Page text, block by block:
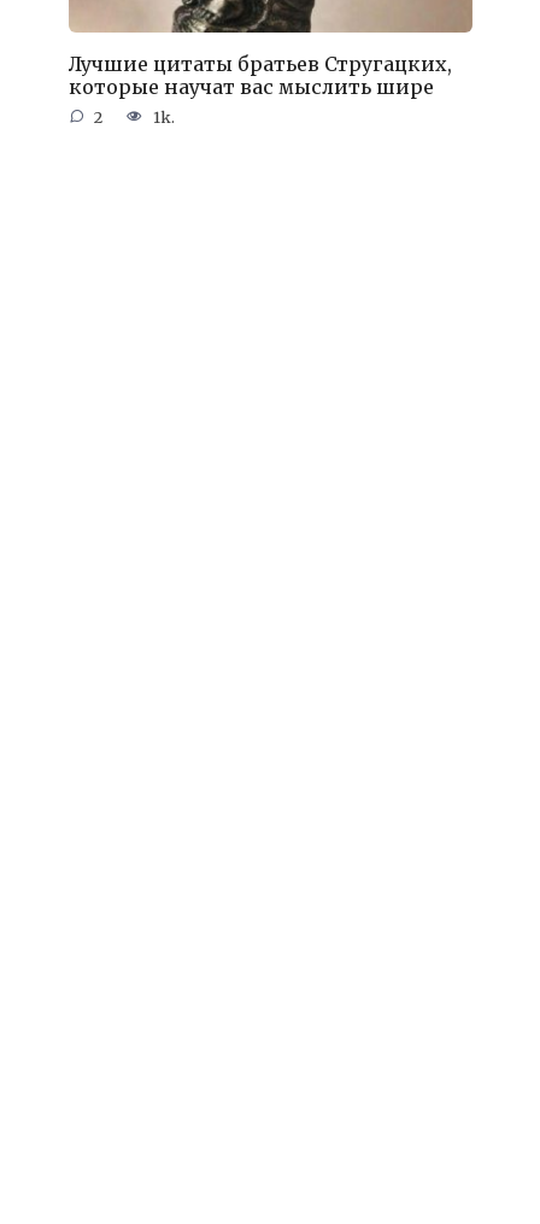
Лучшие цитаты братьев Стругацких,
которые научат вас мыслить шире
2 1k.